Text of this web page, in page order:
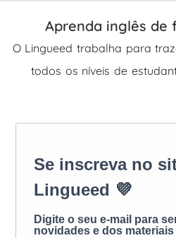
Aprenda inglês de
O Lingueed trabalha para
todos os níveis de
Se inscreva no
Lingueed 💜
Digite o seu e-mail para
novidades e dos